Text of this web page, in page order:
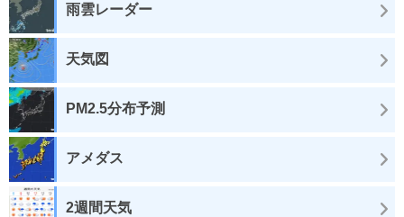
雨雲レーダー
天気図
PM2.5分布予測
アメダス
2週間天気